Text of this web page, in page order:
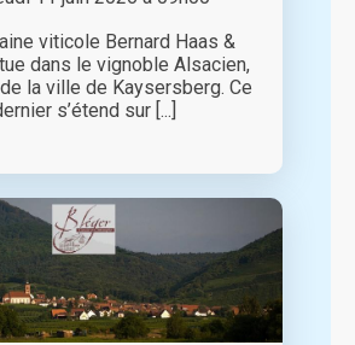
viticole Bernard Haas &
dans le vignoble Alsacien,
la ville de Kaysersberg. Ce
s’étend sur [...]